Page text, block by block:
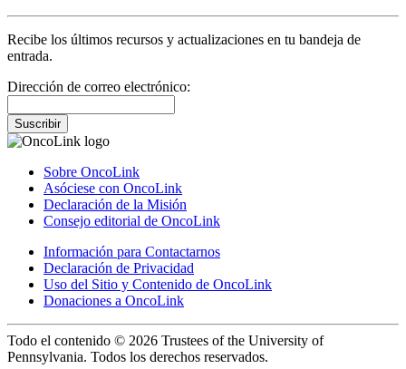
Recibe los últimos recursos y actualizaciones en tu bandeja de
entrada.
Dirección de correo electrónico:
Suscribir
Sobre OncoLink
Asóciese con OncoLink
Declaración de la Misión
Consejo editorial de OncoLink
Información para Contactarnos
Declaración de Privacidad
Uso del Sitio y Contenido de OncoLink
Donaciones a OncoLink
Todo el contenido © 2026 Trustees of the University of
Pennsylvania. Todos los derechos reservados.